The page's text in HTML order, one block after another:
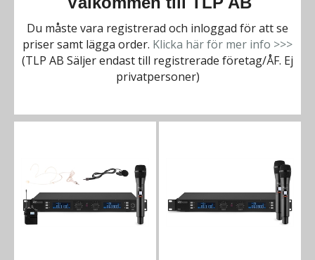
Du måste vara registrerad och inloggad för att se
priser samt lägga order. Klicka här för mer info >>>
(TLP AB Säljer endast till registrerade företag/ÅF. Ej
privatpersoner)